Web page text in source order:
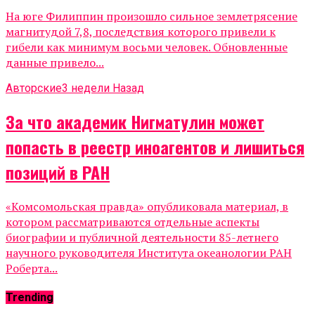
На юге Филиппин произошло сильное землетрясение
магнитудой 7,8, последствия которого привели к
гибели как минимум восьми человек. Обновленные
данные привело...
Авторские3 недели Назад
За что академик Нигматулин может
попасть в реестр иноагентов и лишиться
позиций в РАН
«Комсомольская правда» опубликовала материал, в
котором рассматриваются отдельные аспекты
биографии и публичной деятельности 85-летнего
научного руководителя Института океанологии РАН
Роберта...
Trending